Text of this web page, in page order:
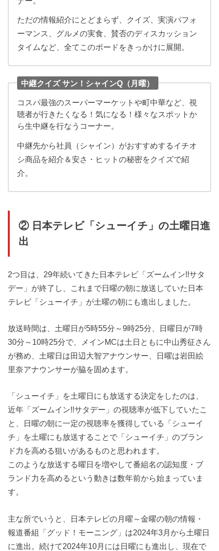
ただの情報紹介にとどまらず、クイズ、実演パフォ
ーマンス、グルメの実食、賛否のディスカッション
タイムなど、全てこのボードをきっかけに展開。
中継クイズ サン！シャインQ（月曜）
コスパ最強のスーパーマーケットや町中華など、視
聴者が行きたくなる！気になる！様々なスポットか
ら生中継を行なうコーナー。
中継先から社員（シャイン）がおすすめするイチオ
シ商品を紹介＆安さ・ヒットの秘密をクイズで紹
介。
② 日本テレビ「シューイチ」の土曜日進
出
2つ目は、29年続いてきた日本テレビ「ズームイン!!サタ
デー」が終了し、これまで日曜の朝に放送していた日本
テレビ「シューイチ」が土曜の朝にも進出しました。
放送時間は、土曜日が5時55分～9時25分、日曜日が7時
30分～10時25分で、メインMCは土日ともに中山秀征さん
が務め、土曜日は田辺大智アナウンサー、日曜は岩田絵
里奈アナウンサーが脇を固めます。
「シューイチ」を土曜日にも放送する決定をしたのは、
近年「ズームイン!!サタデー」の視聴率が低下していたこ
と、日曜の朝に一定の視聴率を獲得している「シューイ
チ」を土曜にも放送することで「シューイチ」のブラン
ド力を高める狙いがあるものと思われます。
このような放送する曜日を増やして番組名の認知度・ブ
ランド力を高めるという動きは数年前から始まっていま
す。
主な所でいうと、日本テレビの月曜～金曜の朝の情報・
報道番組「グッド！モーニング」は2024年3月から土曜日
に進出。続けて2024年10月には日曜にも進出し、現在で